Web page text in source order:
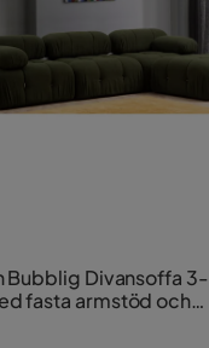
Bubblig Divansoffa
fasta armstöd och